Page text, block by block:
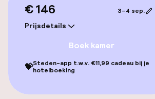
Zwemmen & wellness
Zoetwater buitenzwembad
Ligstoelen
€ 146
Prijsdetails
3–4 sep.
Boek kamer
💝Steden-app t.w.v. €11,99 cadeau bij je
hotelboeking